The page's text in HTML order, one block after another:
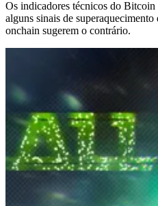
Os indicadores técnicos do Bitcoin
alguns sinais de
onchain sugerem o contrário.